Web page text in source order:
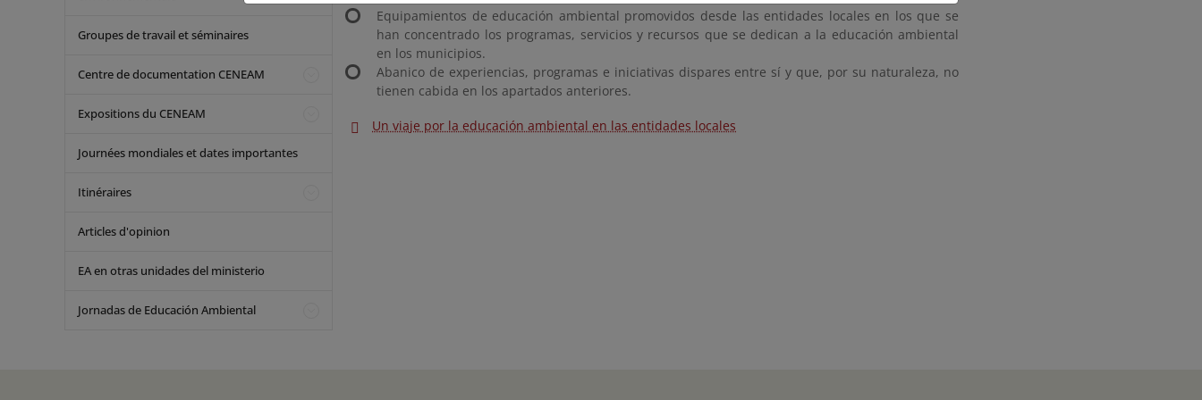
Groupes de travail et séminaires
Centre de documentation CENEAM
Expositions du CENEAM
Journées mondiales et dates importantes
Itinéraires
Articles d'opinion
EA en otras unidades del ministerio
Jornadas de Educación Ambiental
Equipamientos de educación ambiental promovidos desde las entidades locales en los que se
han concentrado los programas, servicios y recursos que se dedican a la educación ambiental
en los municipios.
Abanico de experiencias, programas e iniciativas dispares entre sí y que, por su naturaleza, no
tienen cabida en los apartados anteriores.
Un viaje por la educación ambiental en las entidades locales